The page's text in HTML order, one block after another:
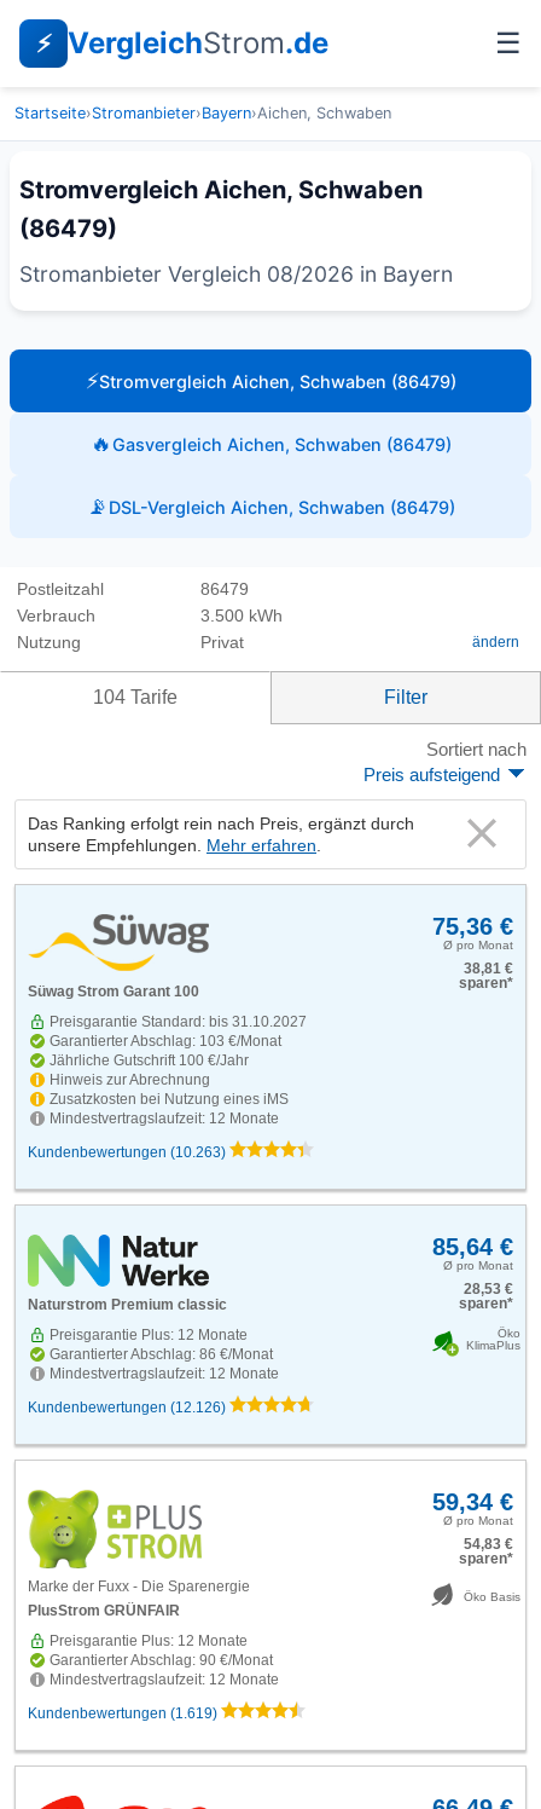
⚡ VergleichStrom.de ☰
Startseite›Stromanbieter›Bayern›Aichen, Schwaben
Stromvergleich Aichen, Schwaben
(86479)
Stromanbieter Vergleich 08/2026 in Bayern
⚡Stromvergleich Aichen, Schwaben (86479)
🔥Gasvergleich Aichen, Schwaben (86479)
📡 DSL-Vergleich Aichen, Schwaben (86479)